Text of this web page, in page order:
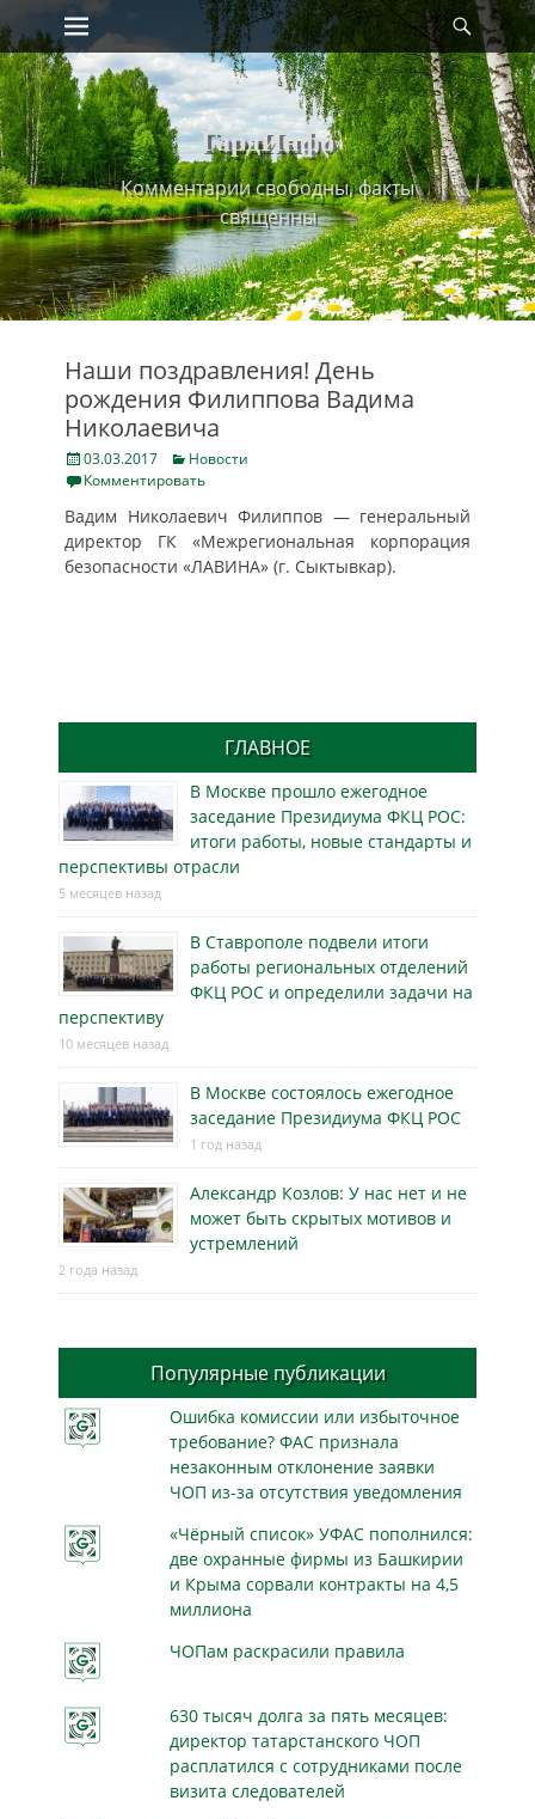
Skip
to
content
Primary Menu
ГардИнфо
Комментарии свободны, факты
священны
Наши поздравления! День
рождения Филиппова Вадима
Николаевича
Posted
on
03.03.2017 Categories
Новости
Комментировать
Вадим Николаевич Филиппов — генеральный
директор ГК «Межрегиональная корпорация
безопасности «ЛАВИНА» (г. Сыктывкар).
ГЛАВНОЕ
В Москве прошло ежегодное
заседание Президиума ФКЦ РОС:
итоги работы, новые стандарты и
перспективы отрасли
5 месяцев назад
В Ставрополе подвели итоги
работы региональных отделений
ФКЦ РОС и определили задачи на
перспективу
10 месяцев назад
В Москве состоялось ежегодное
заседание Президиума ФКЦ РОС
1 год назад
Александр Козлов: У нас нет и не
может быть скрытых мотивов и
устремлений
2 года назад
Популярные публикации
Ошибка комиссии или избыточное
требование? ФАС признала
незаконным отклонение заявки
ЧОП из-за отсутствия уведомления
«Чёрный список» УФАС пополнился:
две охранные фирмы из Башкирии
и Крыма сорвали контракты на 4,5
миллиона
ЧОПам раскрасили правила
630 тысяч долга за пять месяцев:
директор татарстанского ЧОП
расплатился с сотрудниками после
визита следователей